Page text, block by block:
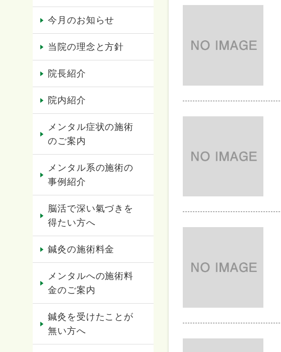
今月のお知らせ
当院の理念と方針
院長紹介
院内紹介
メンタル症状の施術
のご案内
メンタル系の施術の
事例紹介
脳活で深い氣づきを
得たい方へ
鍼灸の施術料金
メンタルへの施術料
金のご案内
鍼灸を受けたことが
無い方へ